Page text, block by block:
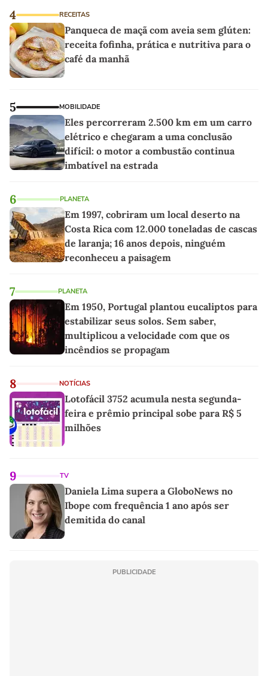
4 RECEITAS
Panqueca de maçã com aveia sem glúten:
receita fofinha, prática e nutritiva para o
café da manhã
5 MOBILIDADE
Eles percorreram 2.500 km em um carro
elétrico e chegaram a uma conclusão
difícil: o motor a combustão continua
imbatível na estrada
6 PLANETA
Em 1997, cobriram um local deserto na
Costa Rica com 12.000 toneladas de cascas
de laranja; 16 anos depois, ninguém
reconheceu a paisagem
7 PLANETA
Em 1950, Portugal plantou eucaliptos para
estabilizar seus solos. Sem saber,
multiplicou a velocidade com que os
incêndios se propagam
8 NOTÍCIAS
Lotofácil 3752 acumula nesta segunda-
feira e prêmio principal sobe para R$ 5
milhões
9 TV
Daniela Lima supera a GloboNews no
Ibope com frequência 1 ano após ser
demitida do canal
PUBLICIDADE